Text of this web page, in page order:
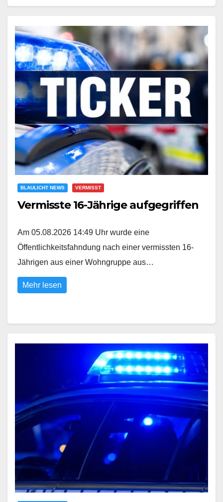
BLAULICHT NEWS VERMISST
Vermisste 16-Jährige aufgegriffen
Am 05.08.2026 14:49 Uhr wurde eine
Öffentlichkeitsfahndung nach einer vermissten 16-
Jährigen aus einer Wohngruppe aus…
Mehr lesen